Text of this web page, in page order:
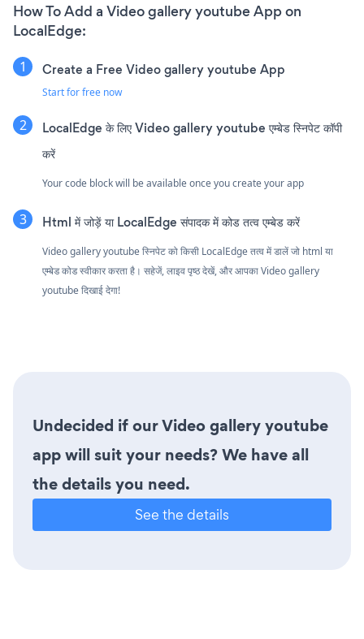
How To Add a Video gallery youtube App on
LocalEdge:
Create a Free Video gallery youtube App
Start for free now
LocalEdge के लिए Video gallery youtube एम्बेड स्निपेट कॉपी
करें
Your code block will be available once you create your app
Html में जोड़ें या LocalEdge संपादक में कोड तत्व एम्बेड करें
Video gallery youtube स्निपेट को किसी LocalEdge तत्व में डालें जो html या
एम्बेड कोड स्वीकार करता है। सहेजें, लाइव पृष्ठ देखें, और आपका Video gallery
youtube दिखाई देगा!
Undecided if our Video gallery youtube
app will suit your needs? We have all
the details you need.
See the details